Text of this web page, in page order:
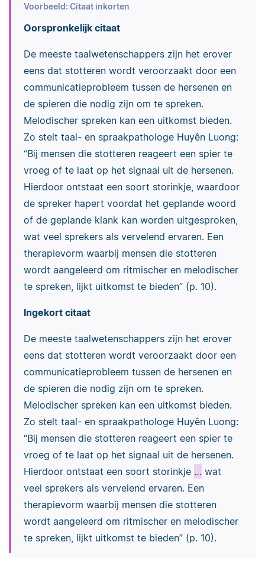
Voorbeeld: Citaat inkorten
Oorspronkelijk citaat
De meeste taalwetenschappers zijn het erover
eens dat stotteren wordt veroorzaakt door een
communicatieprobleem tussen de hersenen en
de spieren die nodig zijn om te spreken.
Melodischer spreken kan een uitkomst bieden.
Zo stelt taal- en spraakpathologe Huyên Luong:
“Bij mensen die stotteren reageert een spier te
vroeg of te laat op het signaal uit de hersenen.
Hierdoor ontstaat een soort storinkje, waardoor
de spreker hapert voordat het geplande woord
of de geplande klank kan worden uitgesproken,
wat veel sprekers als vervelend ervaren. Een
therapievorm waarbij mensen die stotteren
wordt aangeleerd om ritmischer en melodischer
te spreken, lijkt uitkomst te bieden” (p. 10).
Ingekort citaat
De meeste taalwetenschappers zijn het erover
eens dat stotteren wordt veroorzaakt door een
communicatieprobleem tussen de hersenen en
de spieren die nodig zijn om te spreken.
Melodischer spreken kan een uitkomst bieden.
Zo stelt taal- en spraakpathologe Huyên Luong:
“Bij mensen die stotteren reageert een spier te
vroeg of te laat op het signaal uit de hersenen.
Hierdoor ontstaat een soort storinkje … wat
veel sprekers als vervelend ervaren. Een
therapievorm waarbij mensen die stotteren
wordt aangeleerd om ritmischer en melodischer
te spreken, lijkt uitkomst te bieden” (p. 10).